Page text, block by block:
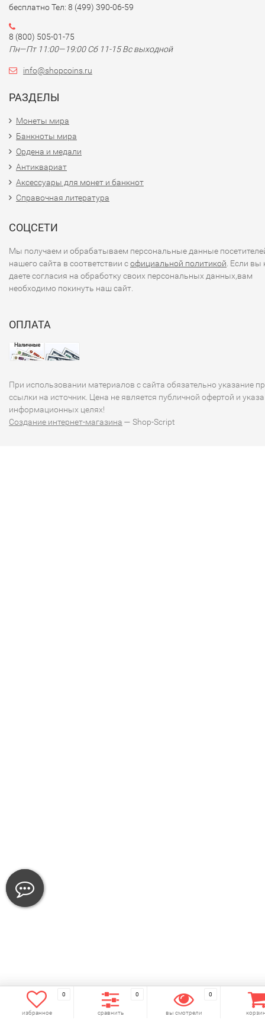
бесплатно Тел: 8 (499) 390-06-59
8 (800) 505-01-75
Пн—Пт 11:00—19:00 Сб 11-15 Вс выходной
info@shopcoins.ru
РАЗДЕЛЫ
Монеты мира
Банкноты мира
Ордена и медали
Антиквариат
Аксессуары для монет и банкнот
Справочная литература
СОЦСЕТИ
Мы получаем и обрабатываем персональные данные
нашего сайта в соответствии софициальной политикой . Если вы
даете согласия на обработку своих персональных данных,вам
необходимо покинуть наш сайт.
ОПЛАТА
При использовании материалов с сайта обязательно указание
ссылки на источник. Цена не является публичной офертой и
информационных целях!
Создание интернет-магазина — Shop-Script
0
избранное
0
сравнить
0
вы смотрели